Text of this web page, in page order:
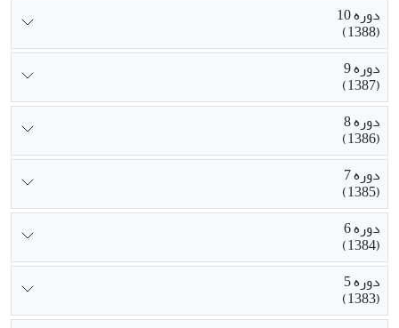
دوره 10
(1388)
دوره 9
(1387)
دوره 8
(1386)
دوره 7
(1385)
دوره 6
(1384)
دوره 5
(1383)